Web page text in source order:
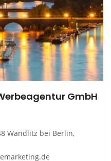
GmbH
Wandlitz bei Berlin,